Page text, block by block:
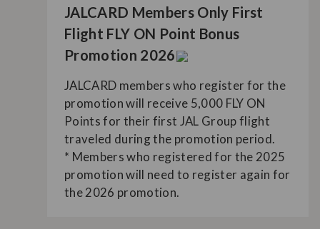
JALCARD Members Only First
Flight FLY ON Point Bonus
Promotion 2026
JALCARD members who register for the
promotion will receive 5,000 FLY ON
Points for their first JAL Group flight
traveled during the promotion period.
* Members who registered for the 2025
promotion will need to register again for
the 2026 promotion.